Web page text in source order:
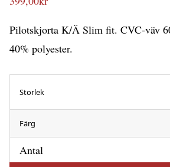
Pilotskjorta K/Ä Slim fit. CVC-väv
40% polyester.
Storlek
Färg
Antal